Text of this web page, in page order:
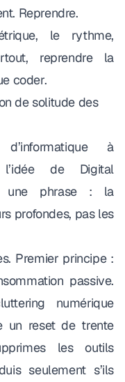
Reprendre.
le rythme,
reprendre la
coder.
de solitude des
à
l’idée de Digital
une phrase : la
profondes, pas les
. Premier principe :
passive.
numérique
un reset de trente
les outils
seulement s’ils